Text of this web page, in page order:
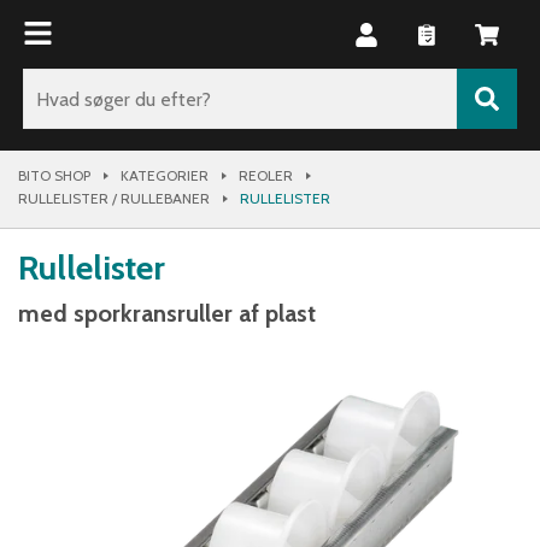
BITO SHOP KATEGORIER
REOLER
RULLELISTER / RULLEBANER
RULLELISTER
Rullelister
med sporkransruller af plast